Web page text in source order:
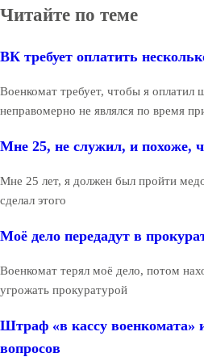
Читайте по теме
ВК требует оплатить
Военкомат требует, чтобы я оплатил
неправомерно не являлся по время
Мне 25, не служил, и похоже,
Мне 25 лет, я должен был пройти
сделал этого
Моё дело передадут в
Военкомат терял моё дело, потом
угрожать прокуратурой
Штраф «в кассу военкомата»
вопросов